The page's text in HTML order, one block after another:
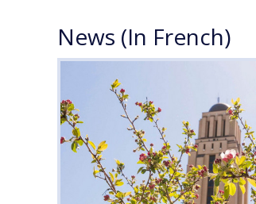
News (In French)